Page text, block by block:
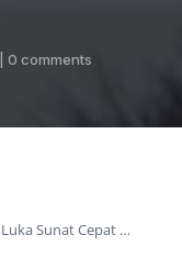
0 comments
7 Makanan Ajaib yang Bikin Luka Sunat Cepat Sembuh!